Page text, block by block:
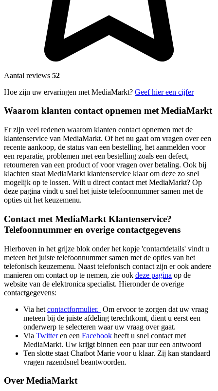
Aantal reviews 52
Hoe zijn uw ervaringen met MediaMarkt? Geef hier een cijfer
Waarom klanten contact opnemen met MediaMarkt
Er zijn veel redenen waarom klanten contact opnemen met de
klantenservice van MediaMarkt. Of het nu gaat om vragen over een
recente aankoop, de status van een bestelling, het aanmelden voor
een reparatie, problemen met een bestelling zoals een defect,
retourneren van een product of voor vragen over betaling. Ook bij
klachten staat MediaMarkt klantenservice klaar om deze zo snel
mogelijk op te lossen. Wilt u direct contact met MediaMarkt? Op
deze pagina vindt u snel het juiste telefoonnummer samen met de
opties uit het keuzemenu.
Contact met MediaMarkt Klantenservice?
Telefoonnummer en overige contactgegevens
Hierboven in het grijze blok onder het kopje 'contactdetails' vindt u
meteen het juiste telefoonnummer samen met de opties van het
telefonisch keuzemenu. Naast telefonisch contact zijn er ook andere
manieren om contact op te nemen, zie ook deze pagina op de
website van de elektronica specialist. Hieronder de overige
contactgegevens:
Via het contactformulier. Om ervoor te zorgen dat uw vraag
meteen bij de juiste afdeling terechtkomt, dient u eerst een
onderwerp te selecteren waar uw vraag over gaat.
Via Twitteren een Facebook heeft u snel contact met
MediaMarkt. Uw krijgt binnen een paar uur een antwoord
Ten slotte staat Chatbot Marie voor u klaar. Zij kan standaard
vragen razendsnel beantwoorden.
Over MediaMarkt